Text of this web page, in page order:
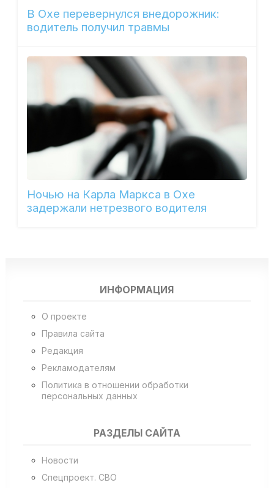
В Охе перевернулся внедорожник:
водитель получил травмы
Ночью на Карла Маркса в Охе
задержали нетрезвого водителя
ИНФОРМАЦИЯ
О проекте
Правила сайта
Редакция
Рекламодателям
Политика в отношении обработки
персональных данных
РАЗДЕЛЫ САЙТА
Новости
Спецпроект. СВО